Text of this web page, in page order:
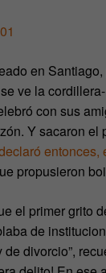
en
ve la
con sus
Y sacaron
propusieron
el primer grito
de
de divorcio”,